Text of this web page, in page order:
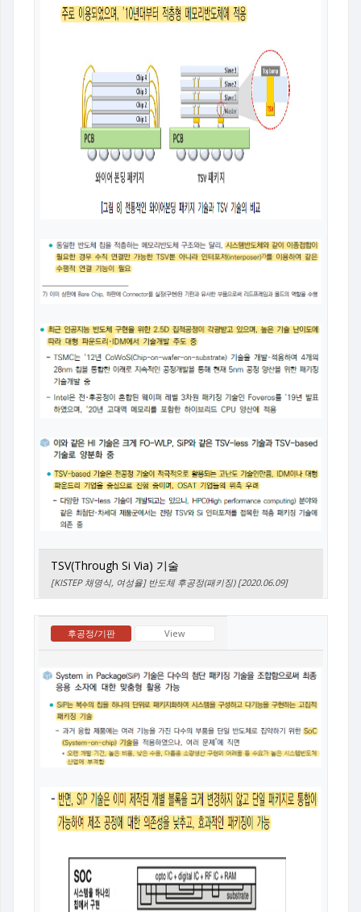
TSV(Through Si Via) 기술
[KISTEP 채명식, 여성율] 반도체 후공정(패키징) [2020.06.09]
후공정/기판 View